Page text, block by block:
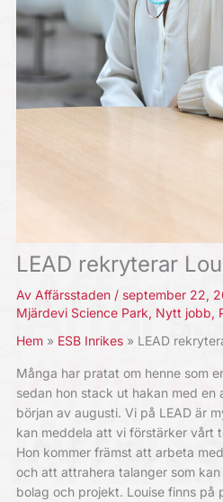
LEAD rekryterar
Av Affärsstaden / september 22,
Mjärdevi Science Park, Nytt jobb,
Hem
ESB Inrikes LEAD
Många har pratat om henne som
sedan hon stack ut hakan med en
början av augusti. Vi på LEAD är
kan meddela att vi förstärker vårt
Hon kommer främst att arbeta
och att attrahera talanger som
bolag och projekt. Louise finns